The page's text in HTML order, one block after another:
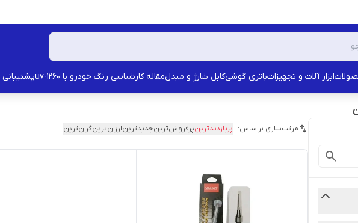
ابزار آلات و تجهیزاتباتری گوشیکابل شارژ و مبدلمقاله کارشناسی رنگ خودرو با uv-1260 پشتیبانی
مرتب‌سازی براساس: پربازدیدترینپرفروش‌ترینجدیدترینارزان‌ترینگران‌ترین